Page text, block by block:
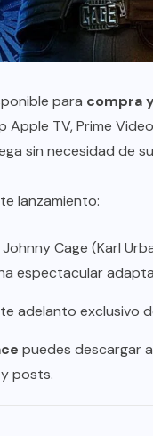
para compra
Apple TV, Prime
sin necesidad de
lanzamiento:
Johnny Cage (Karl
espectacular
adelanto exclusivo
puedes descargar
posts.